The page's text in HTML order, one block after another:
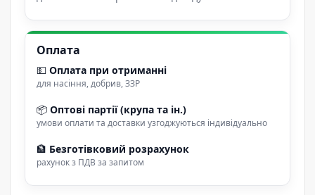
Оплата
💵 Оплата при отриманні
для насіння, добрив, ЗЗР
📦 Оптові партії (крупа та ін.)
умови оплати та доставки узгоджуються індивідуально
🏦 Безготівковий розрахунок
рахунок з ПДВ за запитом